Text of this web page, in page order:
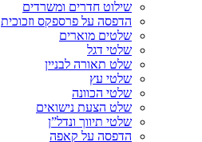
שילוט חדרים ומשרדים
הדפסה על פרספקס וזכוכית
שלטים מוארים
שלטי דגל
שלט תאורה לבניין
שלטי עץ
שלטי הכוונה
שלט הצעת נישואים
שלטי תיווך ונדל”ן
הדפסה על קאפה